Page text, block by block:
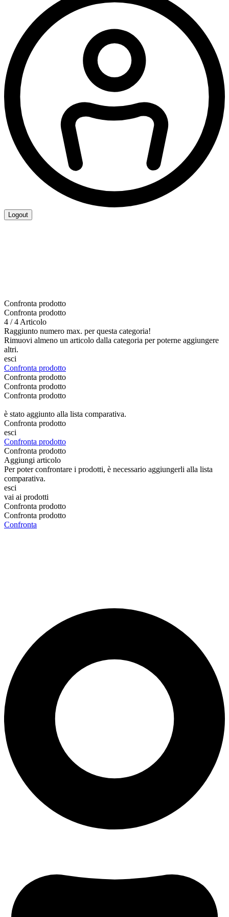
Logout
Confronta prodotto
Confronta prodotto
4 / 4 Articolo
Raggiunto numero max. per questa categoria!
Rimuovi almeno un articolo dalla categoria per poterne aggiungere
altri.
esci
Confronta prodotto
Confronta prodotto
Confronta prodotto
Confronta prodotto
è stato aggiunto alla lista comparativa.
Confronta prodotto
esci
Confronta prodotto
Confronta prodotto
Aggiungi articolo
Per poter confrontare i prodotti, è necessario aggiungerli alla lista
comparativa.
esci
vai ai prodotti
Confronta prodotto
Confronta prodotto
Confronta